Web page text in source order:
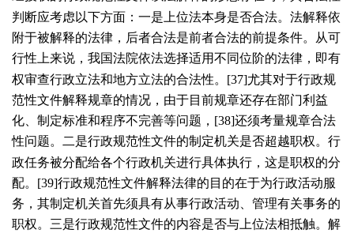
判断应考虑以下方面：一是上位法本身是否合法。法解释依
附于被解释的法律，后者合法是前者合法的前提条件。从可
行性上来说，我国法院依法选择适用不同位阶的法律，即有
权审查行政立法和地方立法的合法性。[37]尤其对于行政规
范性文件解释规章的情况，由于目前规章还存在部门利益
化、制定标准和程序不完善等问题，[38]还须考量规章合法
性问题。二是行政规范性文件的制定机关是否超越职权。行
政任务被分配给各个行政机关进行具体执行，这是职权的分
配。[39]行政规范性文件解释法律的目的在于为行政活动服
务，其制定机关首先须具有从事行政活动、管理有关事务的
职权。三是行政规范性文件的内容是否与上位法相抵触。解